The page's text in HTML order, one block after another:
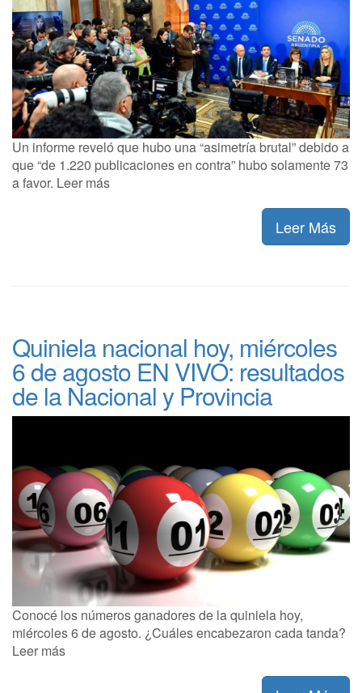
Un informe reveló que hubo una “asimetría brutal” debido a
que “de 1.220 publicaciones en contra” hubo solamente 73
a favor. Leer más
Leer Más
Quiniela nacional hoy, miércoles
6 de agosto EN VIVO: resultados
de la Nacional y Provincia
Conocé los números ganadores de la quiniela hoy,
miércoles 6 de agosto. ¿Cuáles encabezaron cada tanda?
Leer más